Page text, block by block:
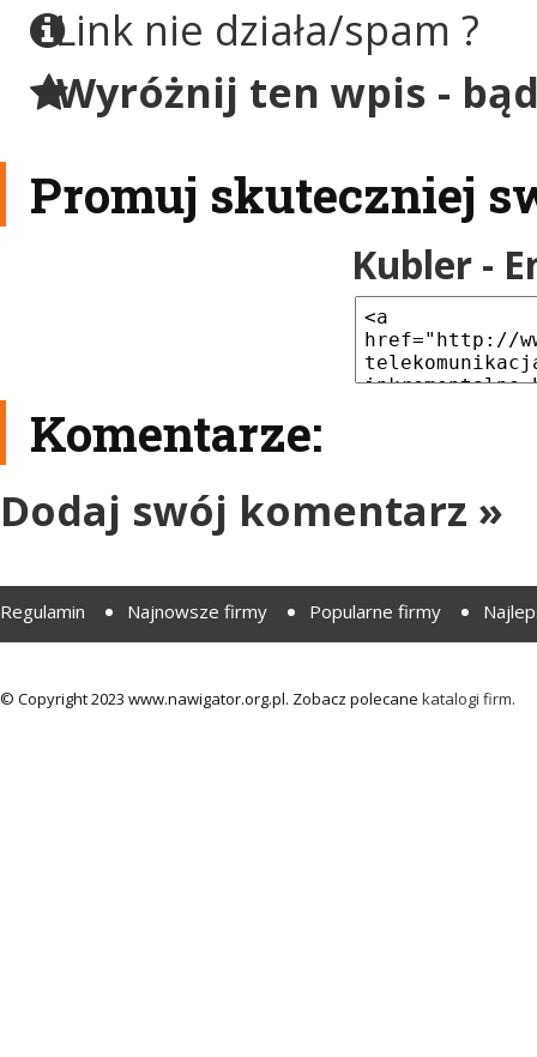
Link nie działa/spam ?
Wyróżnij ten wpis -
Promuj skuteczniej
Kubler -
Komentarze:
Dodaj swój komentarz »
Regulamin Najnowsze firmy Popularne firmy
© Copyright 2023 www.nawigator.org.pl. Zobacz polecane katalogi firm.